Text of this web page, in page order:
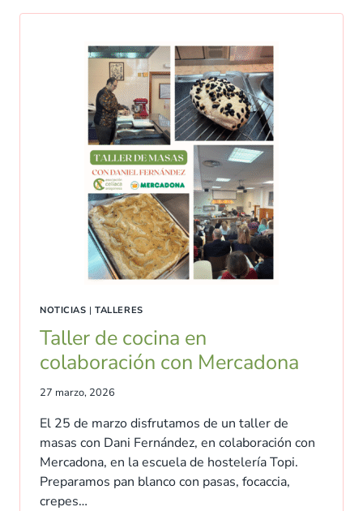
NOTICIAS |TALLERES
Taller de cocina en
colaboración con Mercadona
27 marzo, 2026
El 25 de marzo disfrutamos de un taller de
masas con Dani Fernández, en colaboración con
Mercadona, en la escuela de hostelería Topi.
Preparamos pan blanco con pasas, focaccia,
crepes…